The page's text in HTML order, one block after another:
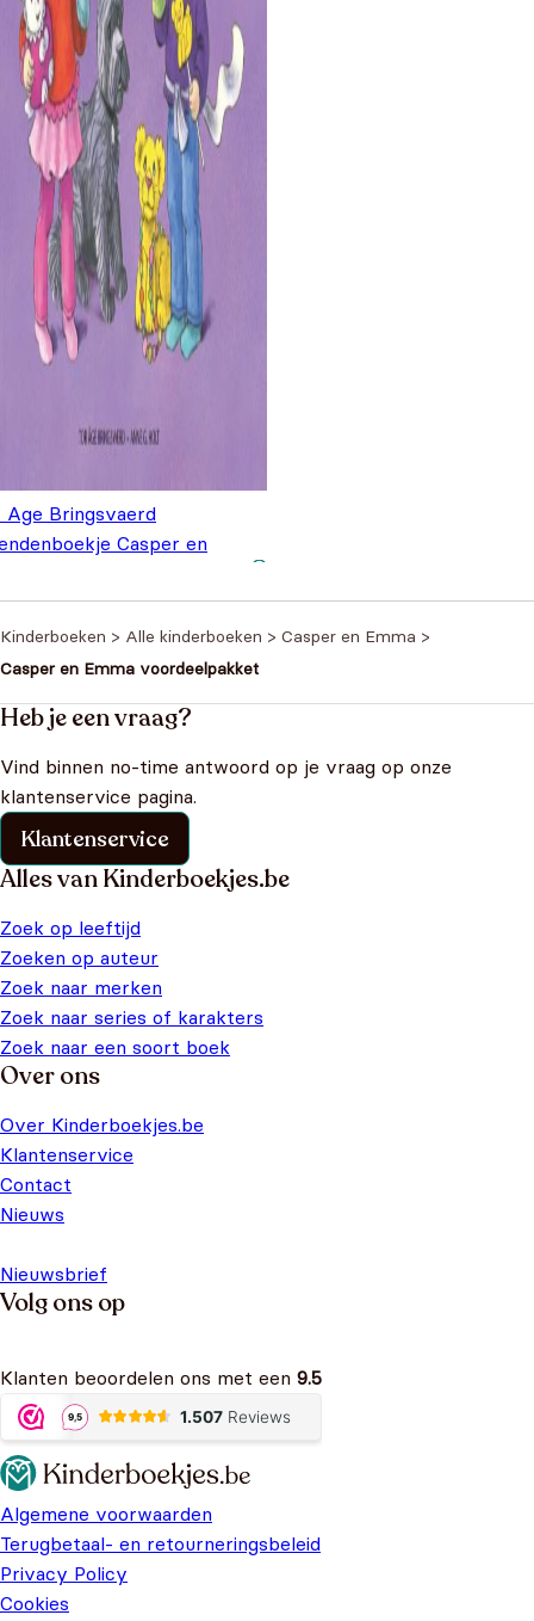
Age Bringsvaerd
Casper en
Kinderboeken > Alle kinderboeken > Casper en Emma >
Casper en Emma voordeelpakket
Heb je een vraag?
Vind binnen no-time antwoord op je vraag op onze
klantenservice pagina.
Klantenservice
Alles van Kinderboekjes.be
Zoek op leeftijd
Zoeken op auteur
Zoek naar merken
Zoek naar series of karakters
Zoek naar een soort boek
Over ons
Over Kinderboekjes.be
Klantenservice
Contact
Nieuws
Nieuwsbrief
Volg ons op
Klanten beoordelen ons met een 9.5
Algemene voorwaarden
Terugbetaal- en retourneringsbeleid
Privacy Policy
Cookies